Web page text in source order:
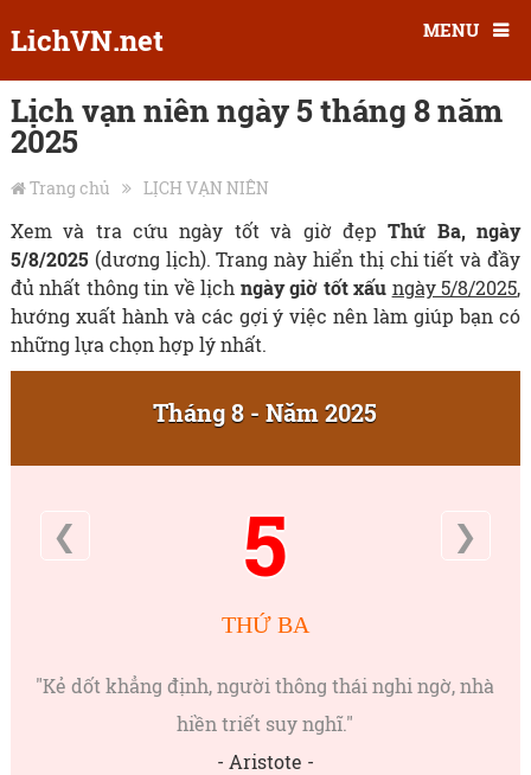
LichVN.net MENU
Lịch vạn niên ngày 5 tháng 8 năm
2025
Trang chủ LỊCH VẠN NIÊN
Xem và tra cứu ngày tốt và giờ đẹpThứ Ba, ngày
5/8/2025 (dương lịch). Trang này hiển thị chi tiết và đầy
đủ nhất thông tin về lịch ngày giờ tốt xấu ngày 5/8/2025,
hướng xuất hành và các gợi ý việc nên làm giúp bạn có
những lựa chọn hợp lý nhất.
Tháng 8 - Năm 2025
❮ 5 ❯
THỨ BA
"Kẻ dốt khẳng định, người thông thái nghi ngờ, nhà
hiền triết suy nghĩ."
- Aristote -